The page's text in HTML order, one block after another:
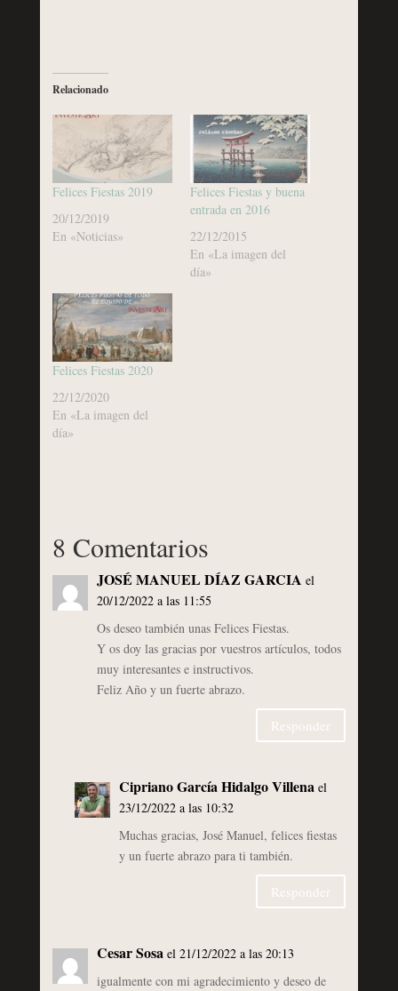
Relacionado
Felices Fiestas 2019
20/12/2019
En «Noticias»
Felices Fiestas y buena
entrada en 2016
22/12/2015
En «La imagen del
día»
Felices Fiestas 2020
22/12/2020
En «La imagen del
día»
8 Comentarios
JOSÉ MANUEL DÍAZ GARCIA el
20/12/2022 a las 11:55
Os deseo también unas Felices Fiestas.
Y os doy las gracias por vuestros artículos, todos
muy interesantes e instructivos.
Feliz Año y un fuerte abrazo.
Responder
Cipriano García Hidalgo Villena el
23/12/2022 a las 10:32
Muchas gracias, José Manuel, felices fiestas
y un fuerte abrazo para ti también.
Responder
Cesar Sosa el 21/12/2022 a las 20:13
igualmente con mi agradecimiento y deseo de